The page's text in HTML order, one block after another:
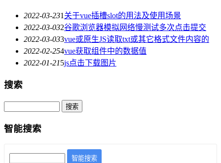
2022-03-231 关于vue插槽slot的用法及使用场景
2022-03-032谷歌浏览器模拟网络慢测试多次点击提交
2022-03-033vue或原生JS读取txt或其它格式文件内容的
2022-02-254vue获取组件中的数据值
2022-01-215js点击下载图片
搜索
智能搜索
智能搜索